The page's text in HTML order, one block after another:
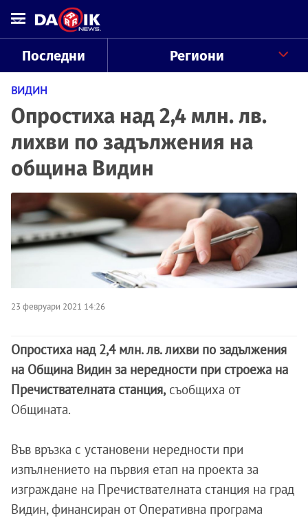
Последни Региони
ВИДИН
Опростиха над 2,4 млн. лв.
лихви по задължения на
община Видин
23 февруари 2021 14:26
Опростиха над 2,4 млн. лв. лихви по задължения
на Община Видин за нередности при строежа на
Пречиствателната станция, съобщиха от
Общината.
Във връзка с установени нередности при
изпълнението на първия етап на проекта за
изграждане на Пречиствателната станция на град
Видин, финансиран от Оперативна програма